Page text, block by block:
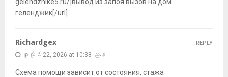
геленджик[/url]
Richardgex
ဇူလိုင် 22, 2026 at 10:38 ညနေ
Схема помощи зависит от состояния, стажа
REPLY